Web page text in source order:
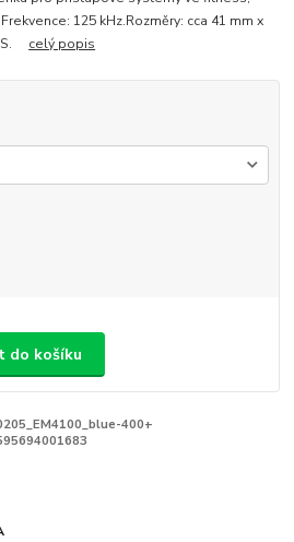
125 kHz.Rozměry: cca 41 mm x
celý popis
do košíku
400+